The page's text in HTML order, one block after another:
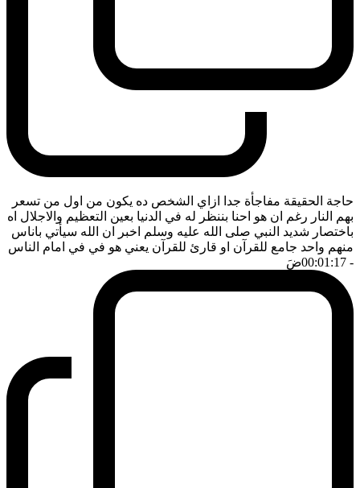
حاجة الحقيقة مفاجأة جدا ازاي الشخص ده يكون من اول من تسعر
بهم النار رغم ان هو احنا بننظر له في الدنيا بعين التعظيم والاجلال اه
باختصار شديد النبي صلى الله عليه وسلم اخبر ان الله سيأتي باناس
منهم واحد جامع للقرآن او قارئ للقرآن يعني هو في في امام الناس
- 00:01:17
ضَ